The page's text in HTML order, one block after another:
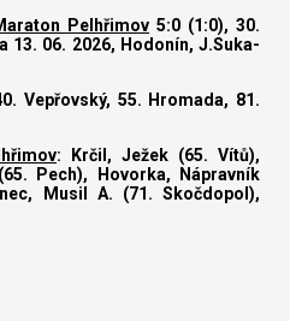
Pelhřimov 5:0 (1:0), 30.
13. 06. 2026, Hodonín, J.Suka-
Vepřovský, 55. Hromada, 81.
: Krčil, Ježek (65. Vítů),
Pech), Hovorka, Nápravník
Musil A. (71. Skočdopol),